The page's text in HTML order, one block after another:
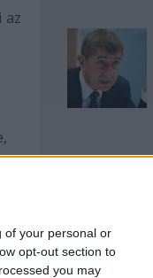
of your personal or
opt-out section to
you may
az